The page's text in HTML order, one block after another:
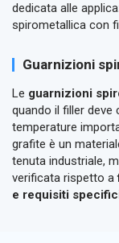
dedicata alle
spirometallica con
Guarnizioni
Le guarnizioni
quando il filler deve
temperature
grafite è un
tenuta industriale,
verificata rispetto a
e requisiti